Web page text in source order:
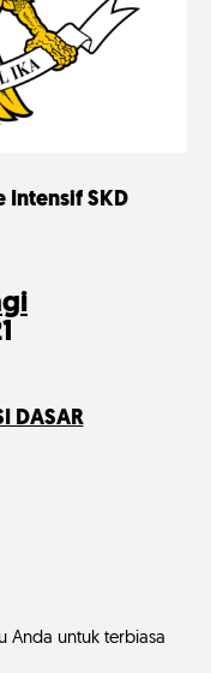
Intensif SKD
DASAR
Anda untuk terbiasa